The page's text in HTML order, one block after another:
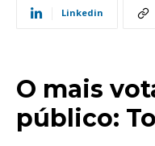
Linkedin
O mais
público: